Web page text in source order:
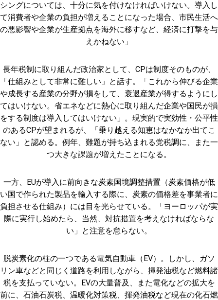
シングについては、十分に気を付けなければいけない。導入し
て消費者や企業の負担が増えることになった場合、市民生活へ
の悪影響や企業が生産拠点を海外に移すなど、経済に打撃を与
えかねない」
長年税制に取り組んだ政治家として、CPは制度そのものが、
「仕組みとして非常に難しい」と話す。「これから伸びる企業
や成長する産業の分野が損をして、衰退産業が得するようにし
てはいけない。省エネなどに熱心に取り組んだ企業や国民が損
をする制度は導入してはいけない」。現実的で実効性・公平性
のあるCPが望まれるが、「乗り越える知恵はなかなか出てこ
ない」と認める。例年、難題が持ち込まれる党税調に、また一
つ大きな課題が増えたことになる。
一方、EUが導入に前向きな炭素国境調整措置（炭素価格が低
い国で作られた製品を輸入する際に、炭素の価格差を事業者に
負担させる仕組み）には目を光らせている。「ヨーロッパが実
際に実行し始めたら、当然、対抗措置を考えなければならな
い」と注意を怠らない。
脱炭素化の柱の一つである電気自動車（EV）。しかし、ガソ
リン車などと同じく道路を利用しながら、揮発油税など燃料諸
税を支払っていない。EVの大量普及、また電化などの拡大を
前に、石油石炭税、温暖化対策税、揮発油税など現在の化石燃